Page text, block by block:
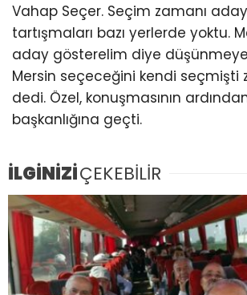
Vahap Seçer. Seçim zamanı
tartışmaları bazı yerlerde yoktu.
aday gösterelim diye
Mersin seçeceğini kendi seçmişti
dedi. Özel, konuşmasının
başkanlığına geçti.
İLGİNİZİÇEKEBİLİR